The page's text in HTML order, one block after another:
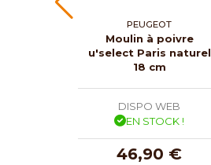
PEUGEOT
Moulin à poivre
u'select Paris naturel
18 cm
DISPO WEB
EN STOCK !
46,90 €